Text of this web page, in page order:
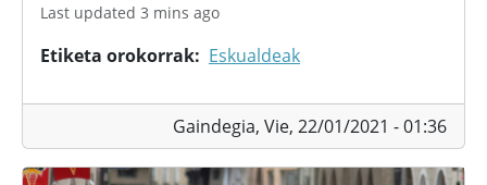
Last updated 3 mins ago
Etiketa orokorrak Eskualdeak
Gaindegia, Vie, 22/01/2021 - 01:36